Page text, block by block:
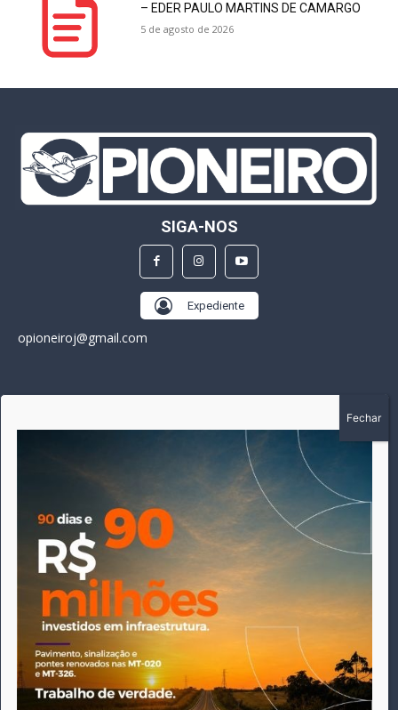
– EDER PAULO MARTINS DE CAMARGO
5 de agosto de 2026
SIGA-NOS
Expediente
opioneiroj@gmail.com
A história do Pioneiro inicia em fevereiro de 2005 em
Canarana - MT, na época, como um jornal impresso semanal,
que chegou a possuir mil assinantes. Durante 15 anos, foram
publicadas 691 edições que narraram os acontecimentos
políticos, policiais e cotidianos de Canarana e região. Fiel a sua
origem, pautado sempre pela busca incessante da
imparcialidade, faz jus a sua logo, com o característico "avião
da praça" de Canarana, sendo o símbolo do
comprometimento deste veículo de comunicação com o
relato dos fatos neste município. Em 06 de dezembro de 2019
circulou a última edição impressa do jornal, que desde então
tem veiculação exclusivamente online.